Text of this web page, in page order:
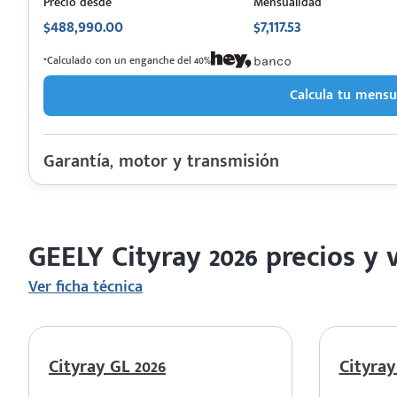
$488,990.00 $7,117.53
*Calculado con un enganche del 40%
Calcula tu
Garantía, motor y transmisión
Garantía
Último rediseño
Colores disponibles
GEELY Cityray 2026 precios
Ver ficha técnica
Cityray GL 2026 Cityray
más